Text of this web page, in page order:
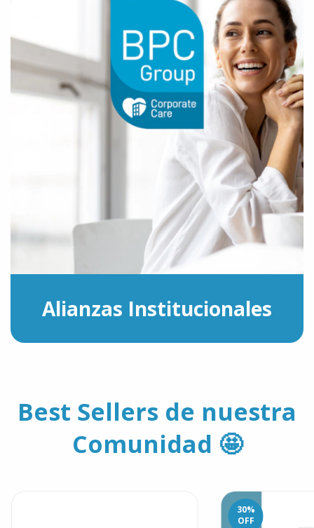
Alianzas Institucionales
Best Sellers de nuestra
Comunidad 🤩
30%
OFF